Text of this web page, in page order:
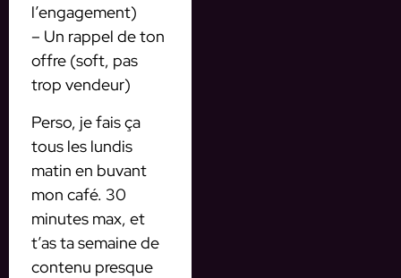
l’engagement)
– Un rappel de ton
offre (soft, pas
trop vendeur)
Perso, je fais ça
tous les lundis
matin en buvant
mon café. 30
minutes max, et
t’as ta semaine de
contenu presque